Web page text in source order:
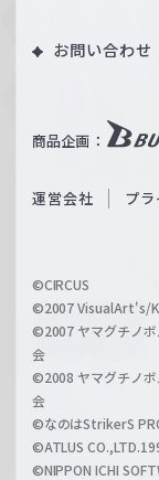
W
ß
c
a
r
z
商品企画：
お問い合わせ
運営会社 プ
©CIRCUS
©2007 VisualArt's/
©2007 ヤマグチノボ
会
©2008 ヤマグチノボ
会
©なのはStrikerS
©ATLUS
©NIPPON ICHI